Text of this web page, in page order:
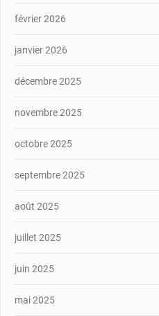
février 2026
janvier 2026
décembre 2025
novembre 2025
octobre 2025
septembre 2025
août 2025
juillet 2025
juin 2025
mai 2025